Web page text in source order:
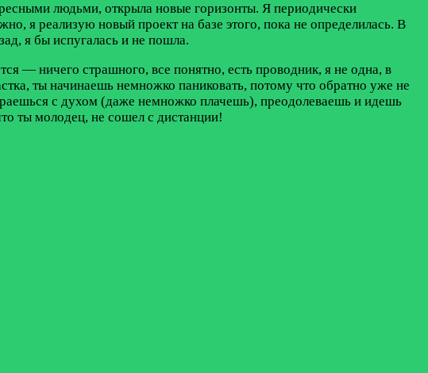
людьми, открыла новые горизонты. Я периодически
я реализую новый проект на базе этого, пока не определилась. В
я бы испугалась и не пошла.
— ничего страшного, все понятно, есть проводник, я не одна, в
ты начинаешь немножко паниковать, потому что обратно уже не
с духом (даже немножко плачешь), преодолеваешь и идешь
ты молодец, не сошел с дистанции!